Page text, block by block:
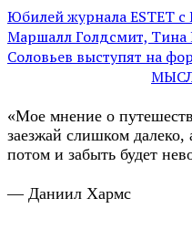
Юбилей журнала ESTET
Маршалл Голдсмит,
Соловьев выступят на
«Мое мнение о
заезжай слишком
потом и забыть будет
— Даниил Хармс